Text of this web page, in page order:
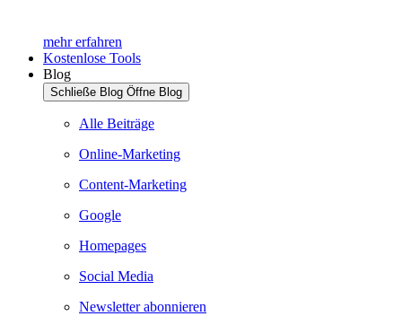
mehr erfahren
Kostenlose Tools
Blog
Schließe Blog Öffne Blog
Alle Beiträge
Online-Marketing
Content-Marketing
Google
Homepages
Social Media
Newsletter abonnieren